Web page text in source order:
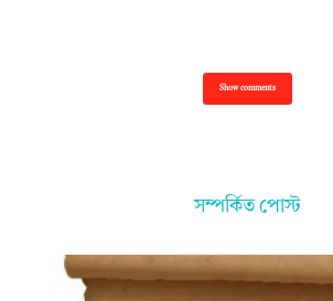
Show comments
সম্পর্কিত পোস্ট